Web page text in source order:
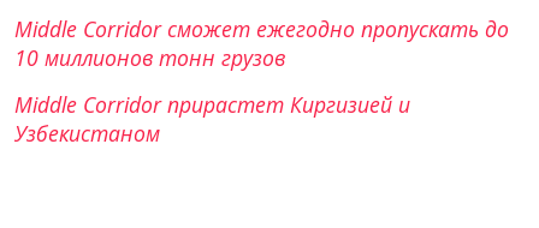
Middle Corridor сможет ежегодно пропускать до
10 миллионов тонн грузов
Middle Corridor прирастет Киргизией и
Узбекистаном